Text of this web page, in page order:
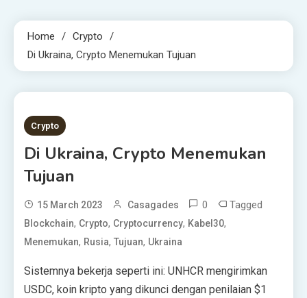
Home
Crypto
Di Ukraina, Crypto Menemukan Tujuan
3 MINS READ
Crypto
Di Ukraina, Crypto Menemukan
Tujuan
15 March 2023 Casagades 0 Tagged
Blockchain, Crypto, Cryptocurrency, Kabel30,
Menemukan, Rusia, Tujuan, Ukraina
Sistemnya bekerja seperti ini: UNHCR mengirimkan
USDC, koin kripto yang dikunci dengan penilaian $1